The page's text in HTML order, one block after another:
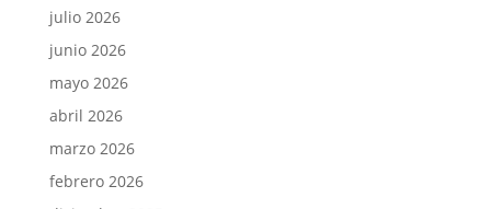
julio 2026
junio 2026
mayo 2026
abril 2026
marzo 2026
febrero 2026